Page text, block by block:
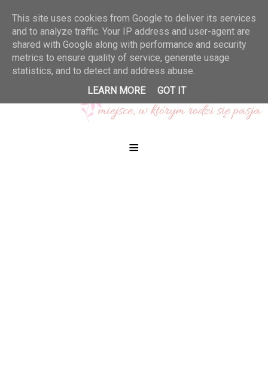
≡
This site uses cookies from Google to deliver its services
and to analyze traffic. Your IP address and user-agent are
shared with Google along with performance and security
metrics to ensure quality of service, generate usage
statistics, and to detect and address abuse.
LEARN MORE
GOT IT